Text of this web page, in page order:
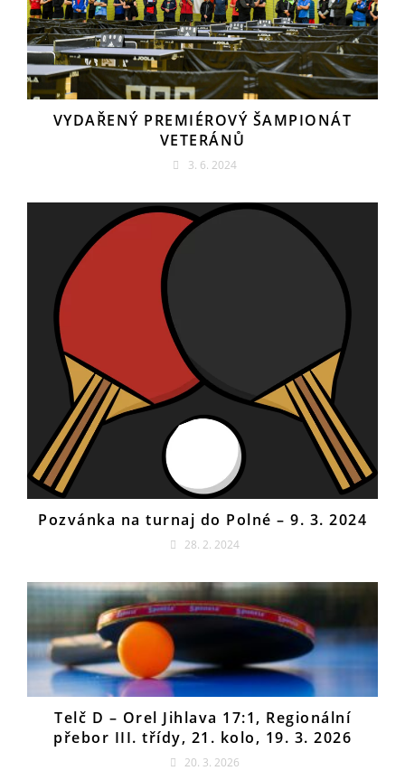
VYDAŘENÝ PREMIÉROVÝ ŠAMPIONÁT
VETERÁNŮ
3. 6. 2024
Pozvánka na turnaj do Polné – 9. 3. 2024
28. 2. 2024
Telč D – Orel Jihlava 17:1, Regionální
přebor III. třídy, 21. kolo, 19. 3. 2026
20. 3. 2026